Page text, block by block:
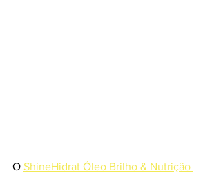
O ShineHidrat Óleo Brilho & Nutrição